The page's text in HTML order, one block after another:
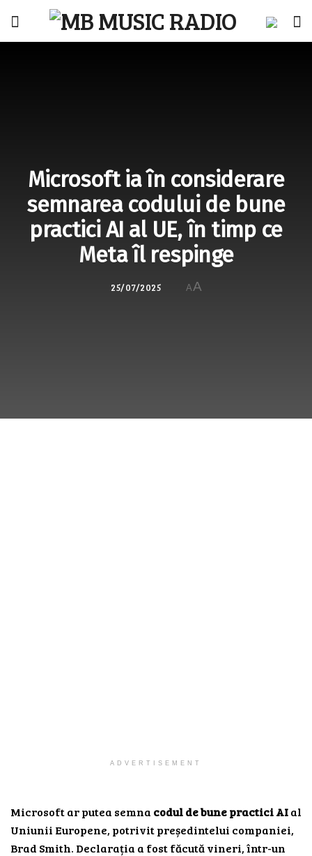
Microsoft ia în considerare
semnarea codului de bune
practici AI al UE, în timp ce
Meta îl respinge
25/07/2025 A A
ADVERTISEMENT
Microsoft ar putea semna codul de bune practici AIal
Uniunii Europene, potrivit președintelui companiei,
Brad Smith. Declarația a fost făcută vineri, într-un